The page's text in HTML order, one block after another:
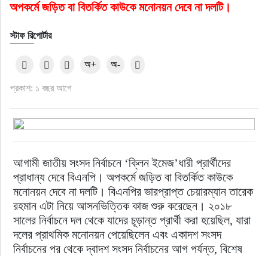
বিভাগীয় জমিন
নির্বাচন
আলোচিত সংবাদ
ই-পেপার
অপকর্মে জড়িত বা বিতর্কিত কাউকে মনোনয়ন দেবে না দলটি।
স্টাফ রিপোর্টার
প্রকাশ: ১ বছর আগে
অ+ অ-
আগামী জাতীয় সংসদ নির্বাচনে ‘ক্লিন ইমেজ’ধারী প্রার্থীদের
প্রাধান্য দেবে বিএনপি। অপকর্মে জড়িত বা বিতর্কিত কাউকে
মনোনয়ন দেবে না দলটি। বিএনপির ভারপ্রাপ্ত চেয়ারম্যান তারেক
রহমান এটা নিয়ে আসনভিত্তিক কাজ শুরু করেছেন। ২০১৮
সালের নির্বাচনে দল থেকে যাদের চূড়ান্ত প্রার্থী করা হয়েছিল, যারা
দলের প্রাথমিক মনোনয়ন পেয়েছিলেন এবং একাদশ সংসদ
নির্বাচনের পর থেকে দ্বাদশ সংসদ নির্বাচনের আগ পর্যন্ত, বিশেষ